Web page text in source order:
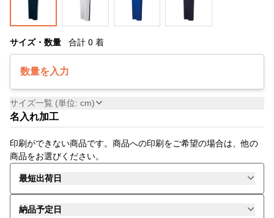
サイズ・数量 合計 0 着
数量を入力
サイズ一覧 (単位: cm)
名入れ加工
印刷ができない商品です。商品への印刷をご希望の場合は、他の
商品をお選びください。
最短出荷日
納品予定日